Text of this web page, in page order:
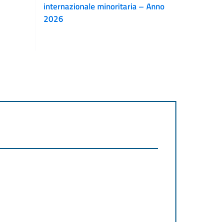
internazionale minoritaria – Anno
2026